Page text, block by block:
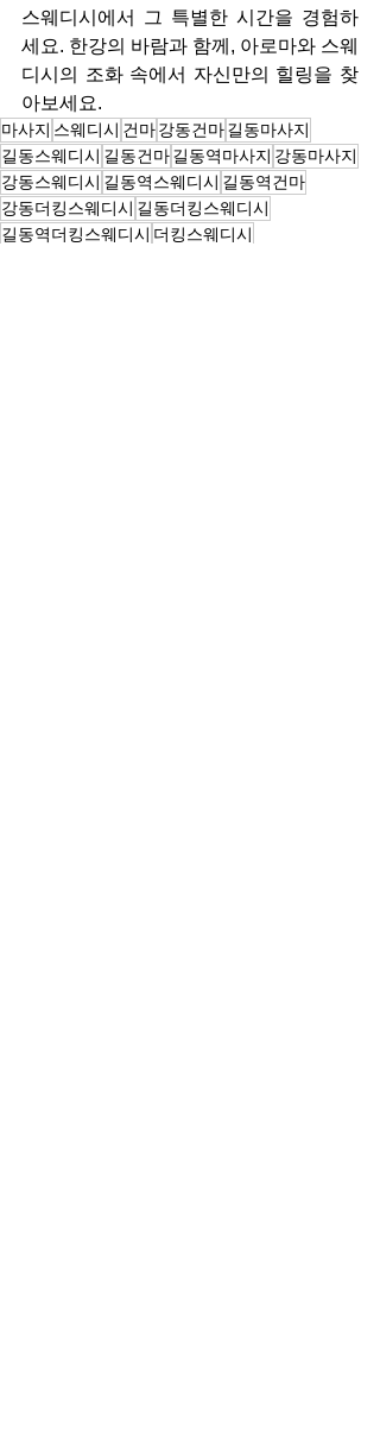
스웨디시에서 그 특별한 시간을 경험하
세요. 한강의 바람과 함께, 아로마와 스웨
디시의 조화 속에서 자신만의 힐링을 찾
아보세요.
마사지 스웨디시 건마강동건마길동마사지
길동스웨디시 길동건마길동역마사지 강동마사지
강동스웨디시 길동역스웨디시 길동역건마
강동더킹스웨디시 길동더킹스웨디시
길동역더킹스웨디시 더킹스웨디시